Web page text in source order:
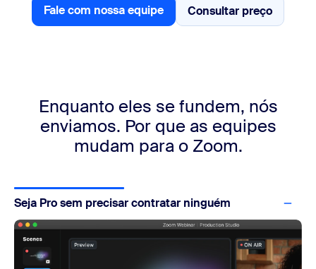
Fale com nossa equipe
Fale com nossa equipe
Consultar preço
Consultar preço
Enquanto eles se fundem, nós
enviamos. Por que as equipes
mudam para o Zoom.
Seja Pro sem precisar contratar ninguém